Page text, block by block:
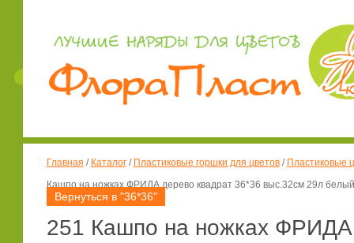
Главная / Каталог/ Пластиковые горшки для цветов/ Пластиковые
Кашпо на ножках ФРИДА дерево квадрат 36*36 выс.32см 29л белый
Вернуться в "36*36"
251 Кашпо на ножках ФРИДА